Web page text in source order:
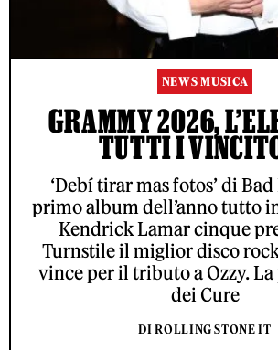
NEWS MUSICA
GRAMMY 2026,
TUTTI I
‘Debí tirar mas fotos’ di
primo album dell’anno tutto
Kendrick Lamar cinque
Turnstile il miglior disco
vince per il tributo a Ozzy.
dei Cure
DI ROLLING STONE IT